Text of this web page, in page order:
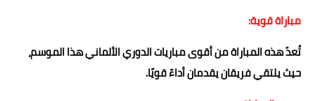
مباراة قوية:
تُعدّ هذه المباراة من أقوى مباريات الدوري الألماني هذا الموسم،
حيث يلتقي فريقان يقدمان أداءً قويًا.